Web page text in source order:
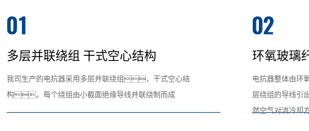
多层并联绕组 干式空心结构
我司生产的电抗器采用多层并联绕组，干式空心结
构。每个绕组由小截面绝缘导线并联绕制而成
环氧玻璃
电抗器整体由
层绕组的导线引
然空气对流冷却